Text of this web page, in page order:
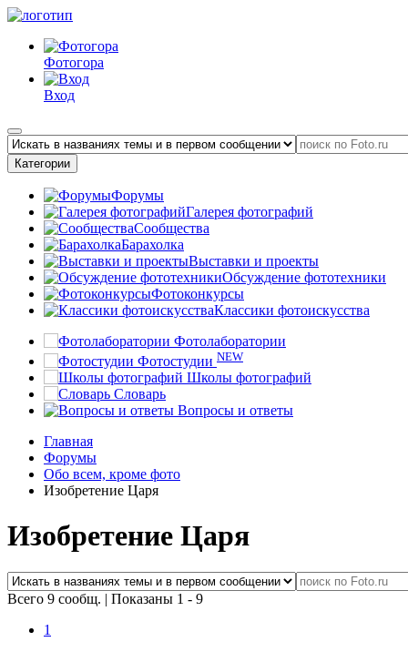
Фотогора
Вход
Категории
Форумы
Галерея фотографий
Сообщества
Барахолка
Выставки и проекты
Обсуждение фототехники
Фотоконкурсы
Классики фотоискусства
Фотолаборатории
Фотостудии NEW
Школы фотографий
Словарь
Вопросы и ответы
Главная
Форумы
Обо всем, кроме фото
Изобретение Царя
Изобретение Царя
Всего 9 сообщ. | Показаны 1 - 9
1